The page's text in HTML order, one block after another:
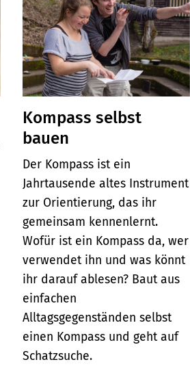
Kompass selbst
bauen
Der Kompass ist ein
Jahrtausende altes Instrument
zur Orientierung, das ihr
gemeinsam kennenlernt.
Wofür ist ein Kompass da, wer
verwendet ihn und was könnt
ihr darauf ablesen? Baut aus
einfachen
Alltagsgegenständen selbst
einen Kompass und geht auf
Schatzsuche.